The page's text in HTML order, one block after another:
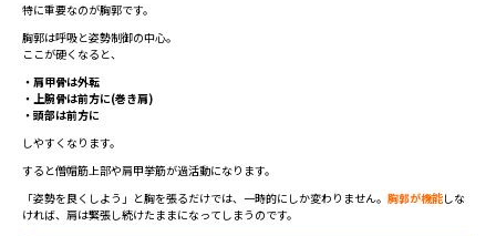
特に重要なのが胸郭です。
胸郭は呼吸と姿勢制御の中心。
ここが硬くなると、
・肩甲骨は外転
・上腕骨は前方に(巻き肩)
・頭部は前方に
しやすくなります。
すると僧帽筋上部や肩甲挙筋が過活動になります。
「姿勢を良くしよう」と胸を張るだけでは、一時的にしか変わりません。 胸郭が機能しな
ければ、肩は緊張し続けたままになってしまうのです。